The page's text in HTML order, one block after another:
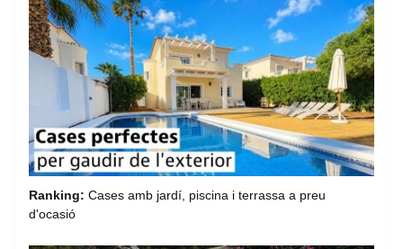
Ranking: Cases amb jardí, piscina i terrassa a preu
d'ocasió